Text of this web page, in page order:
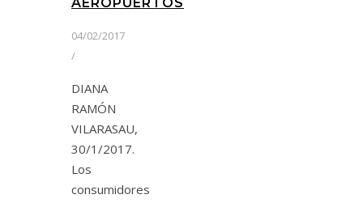
04/02/2017
/
DIANA
RAMÓN
VILARASAU,
30/1/2017.
Los
consumidores